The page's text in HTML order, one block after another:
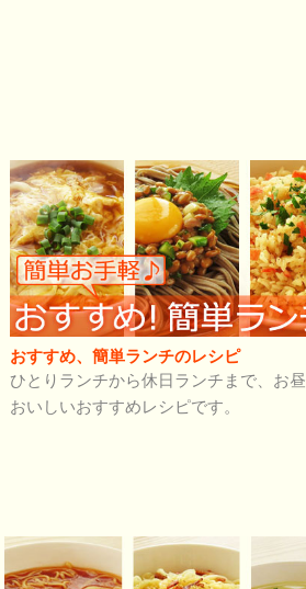
おすすめ、簡単ランチのレシピ
ひとりランチから休日ランチまで、お
おいしいおすすめレシピです。